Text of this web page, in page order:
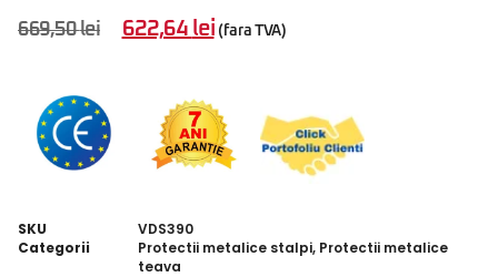
669,50lei 622,64 lei (fara TVA)
SKU
VDS390
Categorii
Protectii metalice stalpi, Protectii metalice
teava